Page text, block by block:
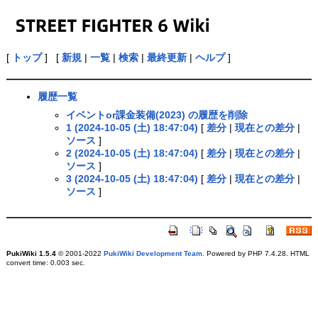
[ トップ] [ 新規| 一覧| 検索| 最終更新| ヘルプ]
履歴一覧
イベントor課金装備(2023) の履歴を削除
1 (2024-10-05 (土) 18:47:04) [ 差分| 現在との差分|
ソース ]
2 (2024-10-05 (土) 18:47:04) [ 差分| 現在との差分|
ソース ]
3 (2024-10-05 (土) 18:47:04) [ 差分| 現在との差分|
ソース ]
PukiWiki 1.5.4© 2001-2022 PukiWiki Development Team. Powered by PHP 7.4.28. HTML
convert time: 0.003 sec.